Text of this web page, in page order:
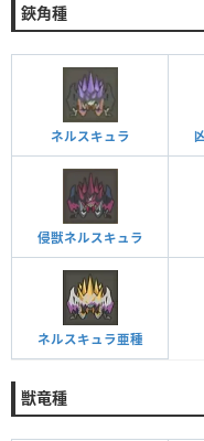
鋏角種
ネルスキュラ
侵獣ネルスキュラ
ネルスキュラ亜種
獣竜種